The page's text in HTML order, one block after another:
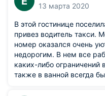
13 марта 2020
В этой гостинице
привез водитель такси.
номер оказался очень
недорогим. В нем все
каких-либо ограничений
также в ванной всегда